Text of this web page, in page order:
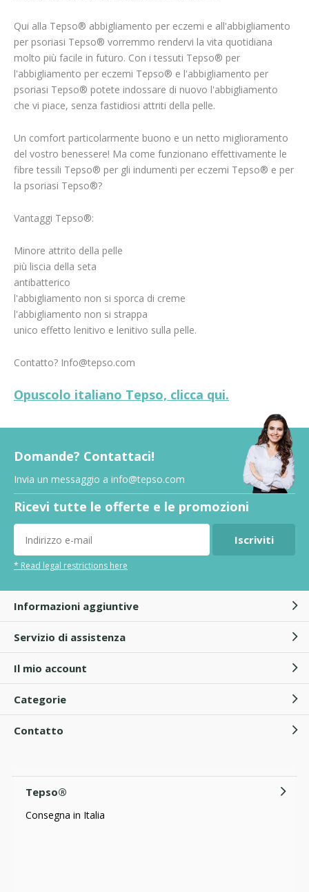
Qui alla Tepso® abbigliamento per eczemi e all'abbigliamento
per psoriasi Tepso® vorremmo rendervi la vita quotidiana
molto più facile in futuro. Con i tessuti Tepso® per
l'abbigliamento per eczemi Tepso® e l'abbigliamento per
psoriasi Tepso® potete indossare di nuovo l'abbigliamento
che vi piace, senza fastidiosi attriti della pelle.
Un comfort particolarmente buono e un netto miglioramento
del vostro benessere! Ma come funzionano effettivamente le
fibre tessili Tepso® per gli indumenti per eczemi Tepso® e per
la psoriasi Tepso®?
Vantaggi Tepso®:
Minore attrito della pelle
più liscia della seta
antibatterico
l'abbigliamento non si sporca di creme
l'abbigliamento non si strappa
unico effetto lenitivo e lenitivo sulla pelle.
Contatto? Info@tepso.com
Opuscolo italiano Tepso, clicca qui.
Domande? Contattaci!
Invia un messaggio a info@tepso.com
Ricevi tutte le offerte e le promozioni
Iscriviti
* Read legal restrictions here
Informazioni aggiuntive
Servizio di assistenza
Il mio account
Categorie
Contatto
Tepso®
Consegna in Italia